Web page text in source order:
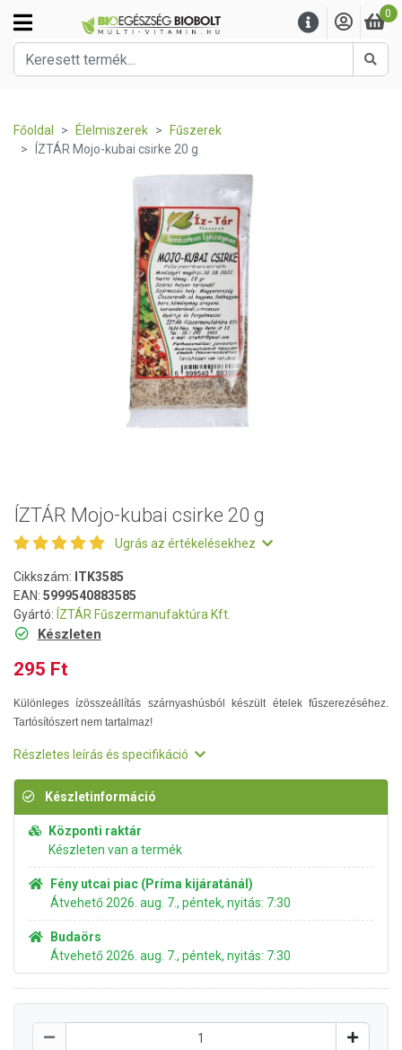
0
Főoldal Élelmiszerek
Fűszerek
ÍZTÁR Mojo-kubai csirke 20 g
ÍZTÁR Mojo-kubai csirke 20 g
Ugrás az értékelésekhez
Cikkszám: ITK3585
EAN: 5999540883585
Gyártó: ÍZTÁR Fűszermanufaktúra Kft.
Készleten
295 Ft
Különleges ízösszeállítás szárnyashúsból készült ételek fűszerezéséhez.
Tartósítószert nem tartalmaz!
Részletes leírás és specifikáció
Készletinformáció
Központi raktár
Készleten van a termék
Fény utcai piac (Príma kijáratánál)
Átvehető 2026. aug. 7., péntek, nyitás: 7:30
Budaörs
Átvehető 2026. aug. 7., péntek, nyitás: 7:30